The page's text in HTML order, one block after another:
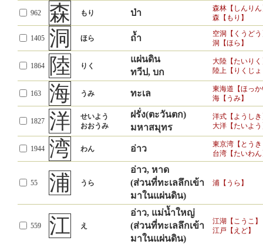
962 森 もり ป่า
森林【しんり
森【もり】
1405 洞 ほら ถ้ำ
空洞【くうど
洞【ほら】
1864 陸 りく
แผ่นดิน
ทวีป, บก
大陸【たいり
陸上【りくじ
163 海 うみ ทะเล
東海道【ほっ
海【うみ】
1827 洋
せいよう
おおうみ
ฝรั่ง(ตะวันตก)
มหาสมุทร
洋式【ようし
大洋【たいよ
1944 湾 わん อ่าว
東京湾【とう
台湾【たいわ
55 浦 うら
อ่าว, หาด
(ส่วนที่ทะเลลึกเข้า
มาในแผ่นดิน)
浦【うら】
559 江 え
อ่าว, แม่น้ำใหญ่
(ส่วนที่ทะเลลึกเข้า
มาในแผ่นดิน)
江湖【こうこ】
江戸【えど】